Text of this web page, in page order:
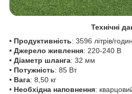
Технічні
• Продуктивність: 3596 літрів/
• Джерело живлення: 220-240 В
• Діаметр шланга: 32 мм
• Потужність: 85 Вт
• Вага: 8,50 кг
• Необхідна наповнення: